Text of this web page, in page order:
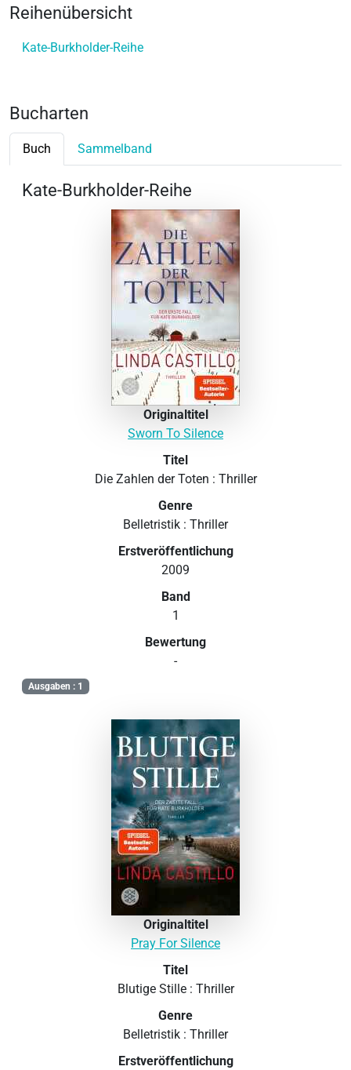
Reihenübersicht
Kate-Burkholder-Reihe
Bucharten
Buch Sammelband
Kate-Burkholder-Reihe
Originaltitel
Sworn To Silence
Titel
Die Zahlen der Toten : Thriller
Genre
Belletristik : Thriller
Erstveröffentlichung
2009
Band
1
Bewertung
-
Ausgaben : 1
Originaltitel
Pray For Silence
Titel
Blutige Stille : Thriller
Genre
Belletristik : Thriller
Erstveröffentlichung